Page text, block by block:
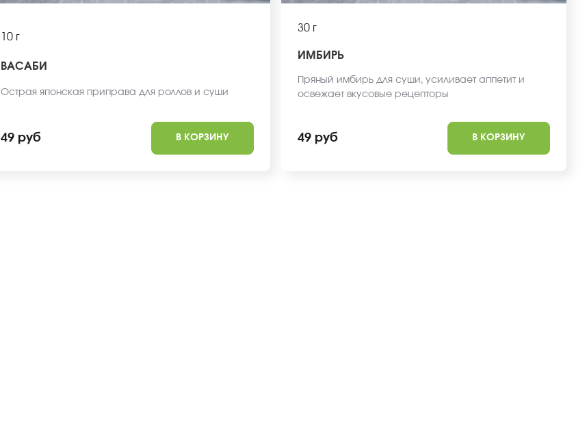
10 г
ВАСАБИ
Острая японская приправа для роллов и суши
49 руб В КОРЗИНУ
30 г
ИМБИРЬ
Пряный имбирь для суши, усиливает аппетит и
освежает вкусовые рецепторы
49 руб В КОРЗИНУ